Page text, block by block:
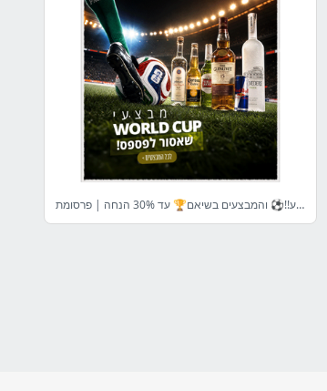
גמר מבצעי המונדיאל הגיע!!⚽ והמבצעים בשיאם🏆 עד 30% הנחה | פרסומת